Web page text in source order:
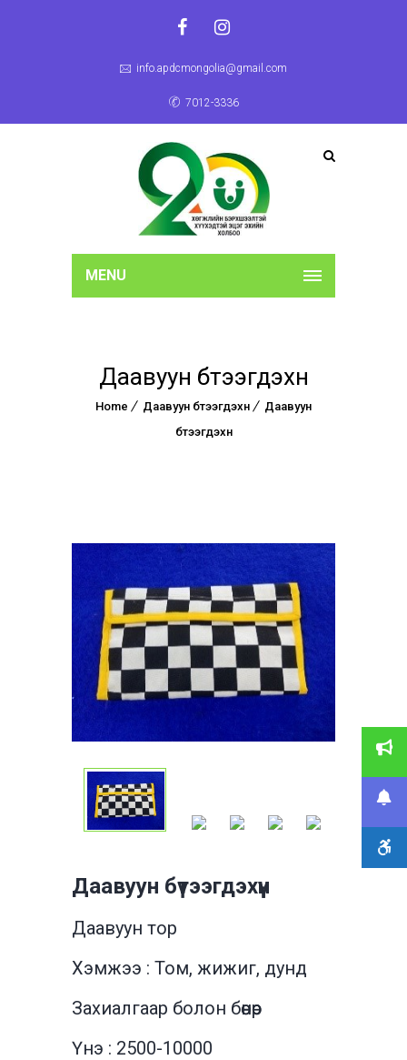
info.apdcmongolia@gmail.com
7012-3336
MENU
Даавуун бүтээгдэхүүн
Home Даавуун бүтээгдэхүүн
Даавуун
бүтээгдэхүүн
Даавуун бүтээгдэхүүн
Даавуун тор
Хэмжээ : Том, жижиг, дунд
Захиалгаар болон бөөнөөр
Үнэ : 2500-10000